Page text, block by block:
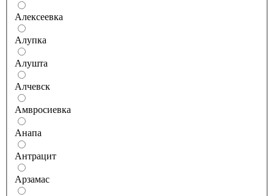
Алексеевка
Алупка
Алушта
Алчевск
Амвросиевка
Анапа
Антрацит
Арзамас